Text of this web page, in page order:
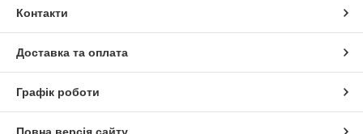
Контакти
Доставка та оплата
Графік роботи